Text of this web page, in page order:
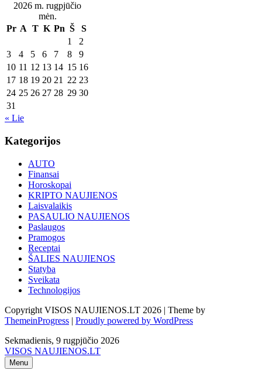
2026 m. rugpjūčio
mėn.
Pr A T K Pn Š
S
1
2
3
4 5 6 7 8
9
10 11 12 13 14 15 16
17 18 19 20 21 22 23
24 25 26 27 28 29 30
31
« Lie
Kategorijos
AUTO
Finansai
Horoskopai
KRIPTO NAUJIENOS
Laisvalaikis
PASAULIO NAUJIENOS
Paslaugos
Pramogos
Receptai
ŠALIES NAUJIENOS
Statyba
Sveikata
Technologijos
Copyright VISOS NAUJIENOS.LT 2026 | Theme by
ThemeinProgress | Proudly powered by WordPress
Sekmadienis, 9 rugpjūčio 2026
VISOS NAUJIENOS.LT
Menu